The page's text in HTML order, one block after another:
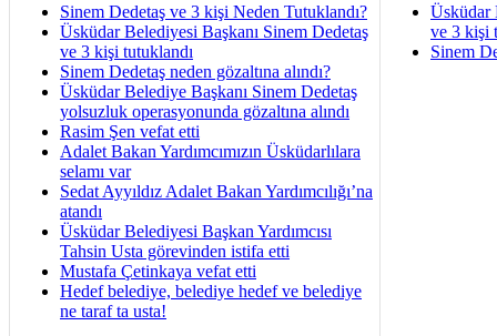
Sinem Dedetaş ve 3 kişi Neden Tutuklandı?
Üsküdar Belediyesi Başkanı Sinem Dedetaş
ve 3 kişi tutuklandı
Sinem Dedetaş neden gözaltına alındı?
Üsküdar Belediye Başkanı Sinem Dedetaş
yolsuzluk operasyonunda gözaltına alındı
Rasim Şen vefat etti
Adalet Bakan Yardımcımızın Üsküdarlılara
selamı var
Sedat Ayyıldız Adalet Bakan Yardımcılığı’na
atandı
Üsküdar Belediyesi Başkan Yardımcısı
Tahsin Usta görevinden istifa etti
Mustafa Çetinkaya vefat etti
Hedef belediye, belediye hedef ve belediye
ne taraf ta usta!
Üsküdar
ve 3 kişi
Sinem